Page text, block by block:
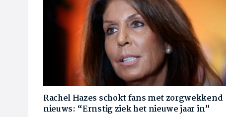
Rachel Hazes schokt fans met zorgwekkend
nieuws: “Ernstig ziek het nieuwe jaar in”